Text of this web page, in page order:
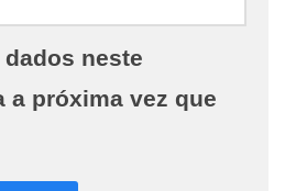
neste
a próxima vez que